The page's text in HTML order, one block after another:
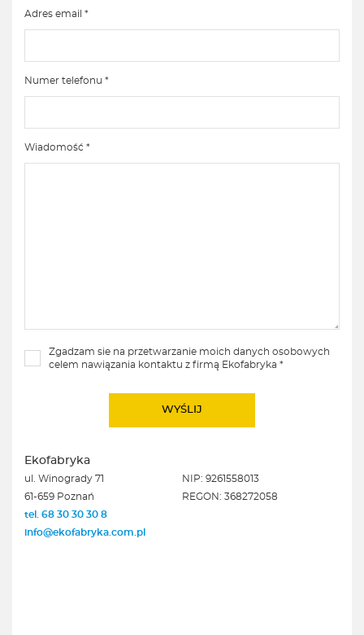
Adres email *
Numer telefonu *
Wiadomość *
Zgadzam sie na przetwarzanie moich danych osobowych
celem nawiązania kontaktu z firmą Ekofabryka *
Ekofabryka
ul. Winogrady 71
61-659 Poznań
tel. 68 30 30 30 8
info@ekofabryka.com.pl
NIP: 9261558013
REGON: 368272058